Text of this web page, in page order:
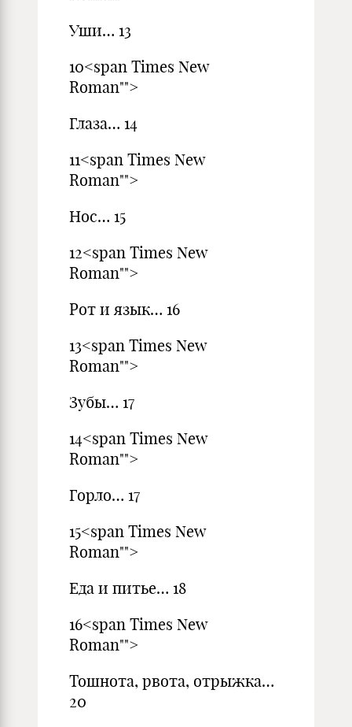
Уши… 13
10<span Times New
Roman"">
Глаза… 14
11<span Times New
Roman"">
Нос… 15
12<span Times New
Roman"">
Рот и язык… 16
13<span Times New
Roman"">
Зубы… 17
14<span Times New
Roman"">
Горло… 17
15<span Times New
Roman"">
Еда и питье… 18
16<span Times New
Roman"">
Тошнота, рвота, отрыжка…
20